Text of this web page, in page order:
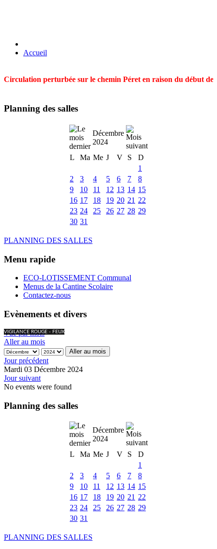
Accueil
Circulation perturbée sur le chemin Péret en raison du début
Planning des salles
Décembre
2024
L
Ma Me J V S
D
1
2
3 4 5 6 7
8
9
10 11 12 13 14 15
16 17 18 19 20 21 22
23 24 25 26 27 28 29
30 31
PLANNING DES SALLES
Menu rapide
ECO-LOTISSEMENT Communal
Menus de la Cantine Scolaire
Contactez-nous
Evènements et divers
VIGILANCE ROUGE - FEUX
Vue par mois
Aller au mois
Aller au mois
Jour précédent
Mardi 03 Décembre 2024
Jour suivant
No events were found
Planning des salles
Décembre
2024
L
Ma Me J V S
D
1
2
3 4 5 6 7
8
9
10 11 12 13 14 15
16 17 18 19 20 21 22
23 24 25 26 27 28 29
30 31
PLANNING DES SALLES